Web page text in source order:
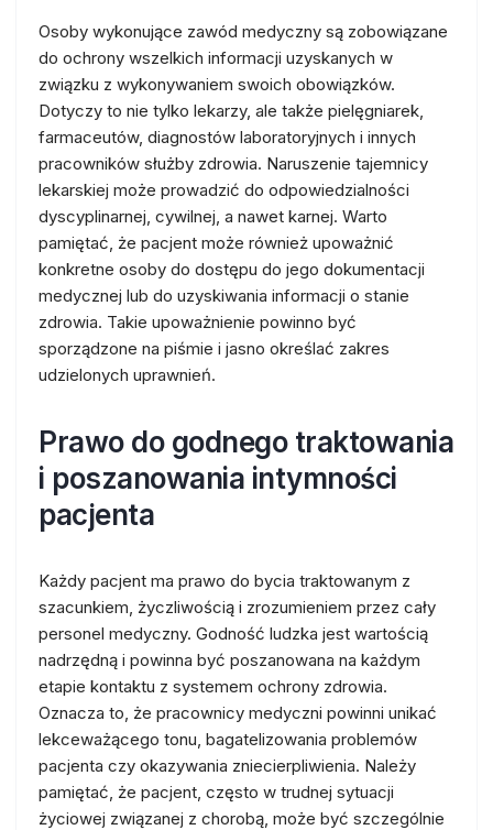
Osoby wykonujące zawód medyczny są zobowiązane
do ochrony wszelkich informacji uzyskanych w
związku z wykonywaniem swoich obowiązków.
Dotyczy to nie tylko lekarzy, ale także pielęgniarek,
farmaceutów, diagnostów laboratoryjnych i innych
pracowników służby zdrowia. Naruszenie tajemnicy
lekarskiej może prowadzić do odpowiedzialności
dyscyplinarnej, cywilnej, a nawet karnej. Warto
pamiętać, że pacjent może również upoważnić
konkretne osoby do dostępu do jego dokumentacji
medycznej lub do uzyskiwania informacji o stanie
zdrowia. Takie upoważnienie powinno być
sporządzone na piśmie i jasno określać zakres
udzielonych uprawnień.
Prawo do godnego traktowania
i poszanowania intymności
pacjenta
Każdy pacjent ma prawo do bycia traktowanym z
szacunkiem, życzliwością i zrozumieniem przez cały
personel medyczny. Godność ludzka jest wartością
nadrzędną i powinna być poszanowana na każdym
etapie kontaktu z systemem ochrony zdrowia.
Oznacza to, że pracownicy medyczni powinni unikać
lekceważącego tonu, bagatelizowania problemów
pacjenta czy okazywania zniecierpliwienia. Należy
pamiętać, że pacjent, często w trudnej sytuacji
życiowej związanej z chorobą, może być szczególnie